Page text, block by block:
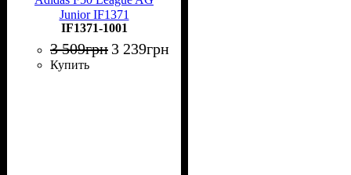
Junior IF1371
IF1371-1001
3 509грн 3 239грн
Купить